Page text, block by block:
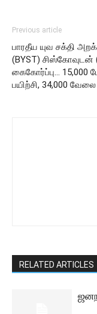
Previous article
பாரதீய யுவ சக்தி
(BYST) சிஸ்கோவுடன்
கைகோர்ப்பு… 15,000
பயிற்சி, 34,000 வேலை
RELATED ARTICLES